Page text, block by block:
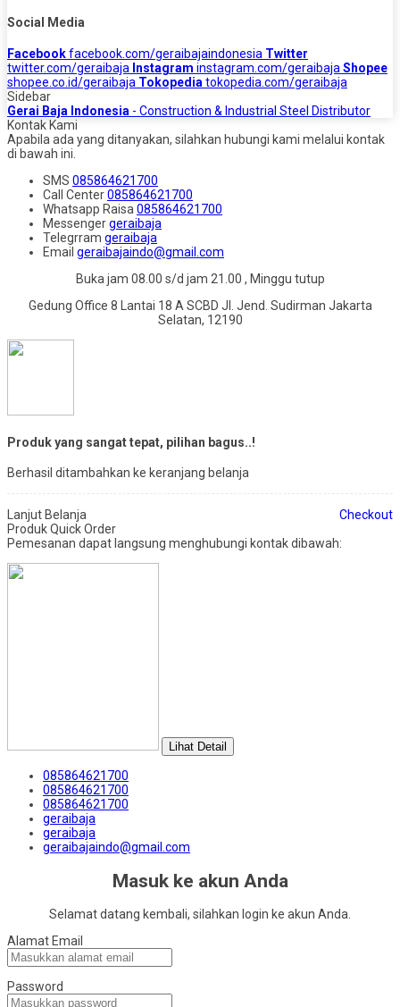
Social Media
Facebookfacebook.com/geraibajaindonesia Twitter
twitter.com/geraibaja Instagram instagram.com/geraibaja Shopee
shopee.co.id/geraibaja Tokopedia tokopedia.com/geraibaja
Sidebar
Gerai Baja Indonesia - Construction & Industrial Steel Distributor
Kontak Kami
Apabila ada yang ditanyakan, silahkan hubungi kami melalui kontak
di bawah ini.
SMS 085864621700
Call Center085864621700
Whatsapp Raisa 085864621700
Messengergeraibaja
Telegrram geraibaja
Email geraibajaindo@gmail.com
Buka jam 08.00 s/d jam 21.00 , Minggu tutup
Gedung Office 8 Lantai 18 A SCBD Jl. Jend. Sudirman Jakarta
Selatan, 12190
Produk yang sangat tepat, pilihan bagus..!
Berhasil ditambahkan ke keranjang belanja
Lanjut Belanja
Checkout
Produk Quick Order
Pemesanan dapat langsung menghubungi kontak dibawah:
Lihat Detail
085864621700
085864621700
085864621700
geraibaja
geraibaja
geraibajaindo@gmail.com
Masuk ke akun Anda
Selamat datang kembali, silahkan login ke akun Anda.
Alamat Email
Password